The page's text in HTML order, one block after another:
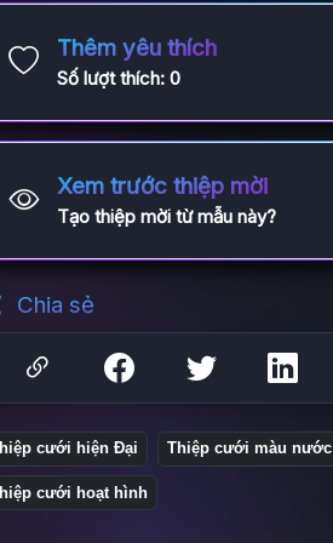
Thêm yêu thích
Số lượt thích: 0
Xem trước thiệp mời
Tạo thiệp mời từ mẫu này?
Chia sẻ
cưới hiện Đại Thiệp cưới màu nước
cưới hoạt hình